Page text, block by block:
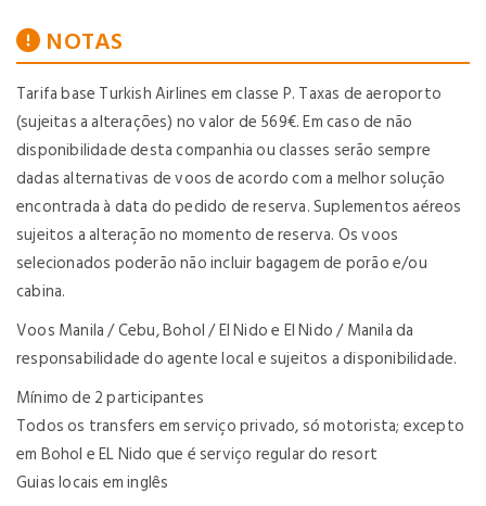
NOTAS
Tarifa base Turkish Airlines em classe P. Taxas de aeroporto
(sujeitas a alterações) no valor de 569€. Em caso de não
disponibilidade desta companhia ou classes serão sempre
dadas alternativas de voos de acordo com a melhor solução
encontrada à data do pedido de reserva. Suplementos aéreos
sujeitos a alteração no momento de reserva. Os voos
selecionados poderão não incluir bagagem de porão e/ou
cabina.
Voos Manila / Cebu, Bohol / El Nido e El Nido / Manila da
responsabilidade do agente local e sujeitos a disponibilidade.
Mínimo de 2 participantes
Todos os transfers em serviço privado, só motorista; excepto
em Bohol e EL Nido que é serviço regular do resort
Guias locais em inglês